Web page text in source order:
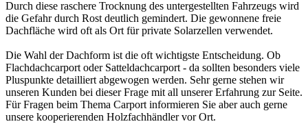
Durch diese raschere Trocknung des untergestellten Fahrzeugs wird
die Gefahr durch Rost deutlich gemindert. Die gewonnene freie
Dachfläche wird oft als Ort für private Solarzellen verwendet.
Die Wahl der Dachform ist die oft wichtigste Entscheidung. Ob
Flachdachcarport oder Satteldachcarport - da sollten besonders viele
Pluspunkte detailliert abgewogen werden. Sehr gerne stehen wir
unseren Kunden bei dieser Frage mit all unserer Erfahrung zur Seite.
Für Fragen beim Thema Carport informieren Sie aber auch gerne
unsere kooperierenden Holzfachhändler vor Ort.